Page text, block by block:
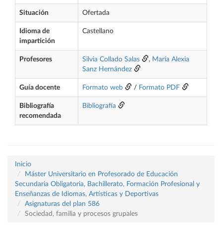
Situación Ofertada
Idioma de
impartición
Castellano
Profesores Silvia Collado Salas , María Alexia
Sanz Hernández
Guía docente Formato web / Formato PDF
Bibliografía
recomendada
Bibliografía
Inicio
Máster Universitario en Profesorado de Educación
Secundaria Obligatoria, Bachillerato, Formación Profesional y
Enseñanzas de Idiomas, Artísticas y Deportivas
Asignaturas del plan 586
Sociedad, familia y procesos grupales